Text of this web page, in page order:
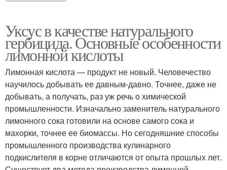
Уксус в качестве натурального
гербицида. Основные особенности
лимонной кислоты
Лимонная кислота — продукт не новый. Человечество
научилось добывать ее давным-давно. Точнее, даже не
добывать, а получать, раз уж речь о химической
промышленности. Изначально заменитель натурального
лимонного сока готовили на основе самого сока и
махорки, точнее ее биомассы. Но сегодняшние способы
промышленного производства кулинарного
подкислителя в корне отличаются от опыта прошлых лет.